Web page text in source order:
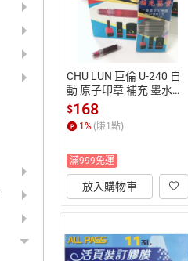
CHU LUN 巨倫 U-240 自
動 原子印章 補充 墨水管
12支入 /盒【APP滿額下
單10%點數(單一帳號最
高1500點)】8/31止
$168
1% (賺1點)
滿999免運
放入購物車